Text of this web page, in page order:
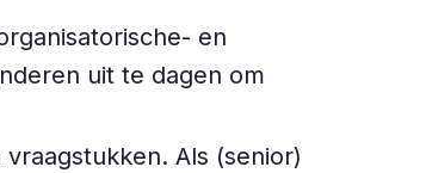
en
uit te dagen om
Als (senior)